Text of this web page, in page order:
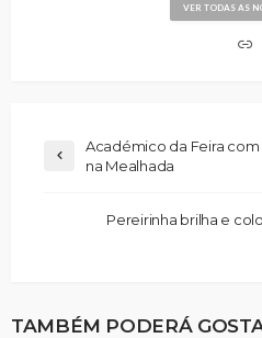
VER TODAS AS
Académico da Feira com
na Mealhada
Pereirinha brilha e
TAMBÉM PODERÁ